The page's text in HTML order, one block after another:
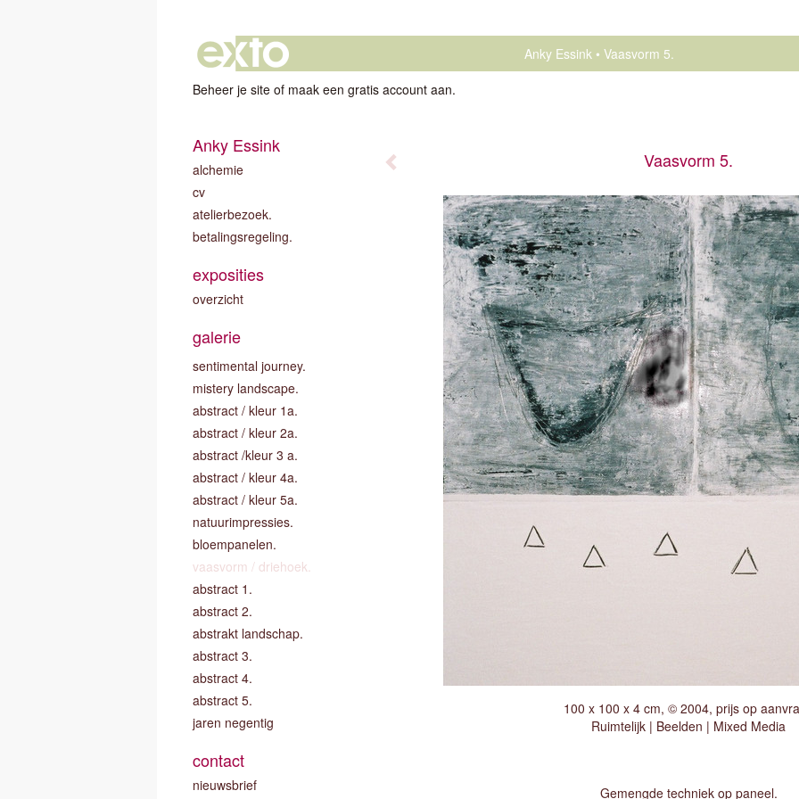
Anky Essink
Vaasvorm 5.
Beheer je site of maak een gratis account aan.
Vaasvorm 5.
100 x 100 x 4 cm, © 2004, prijs op
Ruimtelijk | Beelden | Mixed Media
Gemengde techniek op paneel.
Anky Essink
alchemie
cv
atelierbezoek.
betalingsregeling.
exposities
overzicht
galerie
sentimental journey.
mistery landscape.
abstract / kleur 1a.
abstract / kleur 2a.
abstract /kleur 3 a.
abstract / kleur 4a.
abstract / kleur 5a.
natuurimpressies.
bloempanelen.
vaasvorm / driehoek.
abstract 1.
abstract 2.
abstrakt landschap.
abstract 3.
abstract 4.
abstract 5.
jaren negentig
contact
nieuwsbrief